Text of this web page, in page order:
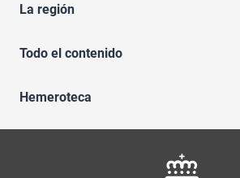
La región
Todo el contenido
Hemeroteca